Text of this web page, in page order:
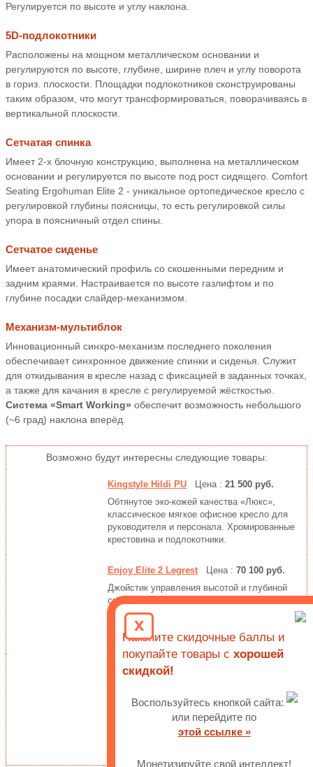
Регулируется по высоте и углу наклона.
5D-подлокотники
Расположены на мощном металлическом основании и
регулируются по высоте, глубине, ширине плеч и углу поворота
в гориз. плоскости. Площадки подлокотников сконструированы
таким образом, что могут трансформироваться, поворачиваясь в
вертикальной плоскости.
Сетчатая спинка
Имеет 2-х блочную конструкцию, выполнена на металлическом
основании и регулируется по высоте под рост сидящего. Comfort
Seating Ergohuman Elite 2 - уникальное ортопедическое кресло с
регулировкой глубины поясницы, то есть регулировкой силы
упора в поясничный отдел спины.
Сетчатое сиденье
Имеет анатомический профиль со скошенными передним и
задним краями. Настраивается по высоте газлифтом и по
глубине посадки слайдер-механизмом.
Механизм-мультиблок
Инновационный синхро-механизм последнего поколения
обеспечивает синхронное движение спинки и сиденья. Служит
для откидывания в кресле назад с фиксацией в заданных точках,
а также для качания в кресле с регулируемой жёсткостью.
Система «Smart Working» обеспечит возможность небольшого
(~6 град) наклона вперёд.
Возможно будут интересны следующие товары:
Kingstyle Hildi PU Цена : 21 500 руб.
Обтянутое эко-кожей качества «Люкс»,
классическое мягкое офисное кресло для
руководителя и персонала. Хромированные
крестовина и подлокотники.
Enjoy Elite 2 LegrestЦена : 70 100 руб.
Джойстик управления высотой и глубиной
сиденья, акцентированная поддержка
поясницы. 5D-подлокотники, функция
наклона вперед (Smart Working), подставка
для ног.
Enjoy Ultra Gaming U9 Legrest
Имеет высший класс эргономики,
премиальный дизайн и оснащено
регулировкой высоты и глубины поясницы.
Подставка для ног, управление джойстиком,
x
Накопите скидочные баллы и
покупайте товары с хорошей
скидкой!
Воспользуйтесь кнопкой сайта:
или перейдите по
этой ссылке »
Монетизируйте свой интеллект!